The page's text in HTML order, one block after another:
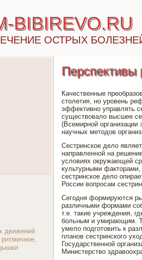
BIBIREVO.RU
ОСТРЫХ
движений
Перспективы
Качественные
столетия, но уровень
эффективно управлять
существовало высшее
(Всемирной организации
научных методов
Сестринское дело
направленной на
условиях окружающей
культурными
сестринское дело
России вопросам
Сегодня формируются
различными формами
т.е. такие учреждения,
больным и умирающим.
умело подготовить к
планов сестринского
Государственной
Министерство